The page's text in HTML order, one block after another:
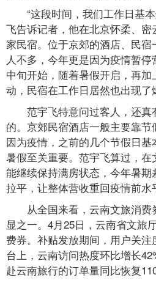
“这段时间，我们工作日基本
飞告诉记者，他在北京怀柔、
家民宿。位于京郊的酒店、民
人不多，今年更是因为疫情暂
中旬开始，随着暑假开启，再
动，民宿在工作日居然也出现了
范宇飞特意问过客人，还真
的。京郊民宿酒店一般主要靠
因为疫情，之前的几个节假日
暑假至关重要。范宇飞算过，
能继续保持满房状态，今年暑
拉平，让整体营收重回疫情前水
从全国来看，云南文旅消费
显之一。4月25日，云南省文旅
费券。补贴发放期间，用户关
台上，云南访问热度环比增长
赴云南旅行的订单量同比恢复